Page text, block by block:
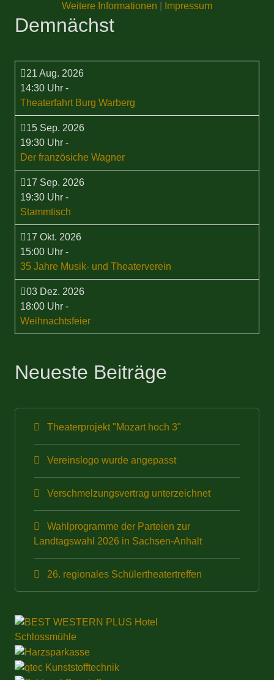
Demnächst
21 Aug. 2026
14:30 Uhr -
Theaterfahrt Burg Warberg
15 Sep. 2026
19:30 Uhr -
Der französiche Wagner
17 Sep. 2026
19:30 Uhr -
Stammtisch
17 Okt. 2026
15:00 Uhr -
35 Jahre Musik- und Theaterverein
03 Dez. 2026
18:00 Uhr -
Weihnachtsfeier
Neueste Beiträge
Theaterprojekt "Mozart hoch 3"
Vereinslogo wurde angepasst
Verschmelzungsvertrag unterzeichnet
Wahlprogramme der Parteien zur
Landtagswahl 2026 in Sachsen-Anhalt
26. regionales Schülertheatertreffen
Weitere Informationen
Impressum